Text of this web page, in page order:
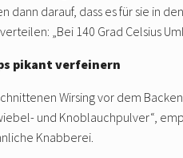
dann darauf, dass es für sie in
„Bei 140 Grad Celsius
pikant verfeinern
Wirsing vor dem
und Knoblauchpulver“,
Knabberei.